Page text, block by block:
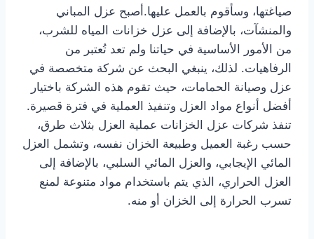
صياغتها، وسأقوم بالعمل عليها.أصبح عزل المباني
والمنشآت، بالإضافة إلى عزل خزانات المياه للشرب،
من الأمور الأساسية في حياتنا ولم تعد تُعتبر من
الرفاهيات. لذلك، ينبغي البحث عن شركة متخصصة في
عزل وصيانة الحمامات، حيث تقوم هذه الشركة باختيار
أفضل أنواع مواد العزل وتنفيذ العملية في فترة قصيرة.
تنفذ شركات عزل الخزانات عملية العزل بثلاث طرق،
حسب رغبة العميل وطبيعة الخزان نفسه، وتشمل العزل
المائي الإيجابي، والعزل المائي السلبي، بالإضافة إلى
العزل الحراري، الذي يتم باستخدام مواد متنوعة لمنع
تسرب الحرارة إلى الخزان أو منه.